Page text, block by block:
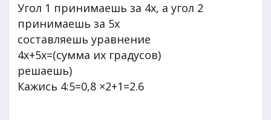
Угол 1 принимаешь за 4x, а угол 2
принимаешь за 5x
составляешь уравнение
4x+5x=(сумма их градусов)
решаешь)
Кажись 4:5=0,8 ×2+1=2.6